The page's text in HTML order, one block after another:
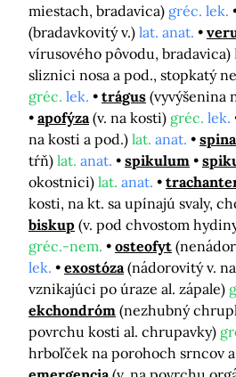
miestach, bradavica) gréc. lek.
(bradavkovitý v.) lat. anat.
vírusového pôvodu, bradavica)
sliznici nosa a pod., stopkatý
gréc. lek. trágus (vyvýšenina
apofýza (v. na kosti) gréc. lek.
na kosti a pod.) lat. anat. spina
tŕň) lat. anat. spikulum
okostnici) lat. anat.
kosti, na kt. sa upínajú svaly,
biskup (v. pod chvostom
gréc.-nem.
osteofyt
lek.
exostóza (nádorovitý v.
vznikajúci po úraze al. zápale)
ekchondróm (nezhubný
povrchu kosti al. chrupavky)
hrboľček na porohoch srncov